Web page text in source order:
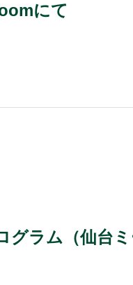
にて
グラム（仙台